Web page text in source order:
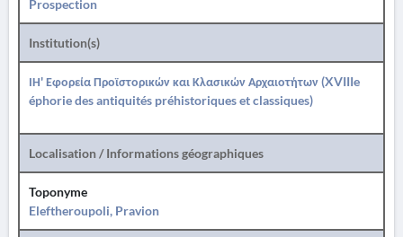
Prospection
Institution(s)
ΙΗ' Εφορεία Προϊστορικών και Κλασικών Αρχαιοτήτων (XVIIIe
éphorie des antiquités préhistoriques et classiques)
Localisation / Informations géographiques
Toponyme
Eleftheroupoli, Pravion